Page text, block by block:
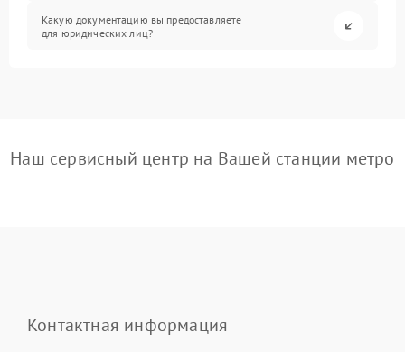
Какую документацию вы предоставляете
для юридических лиц?
Наш сервисный центр на Вашей станции метро
Контактная информация